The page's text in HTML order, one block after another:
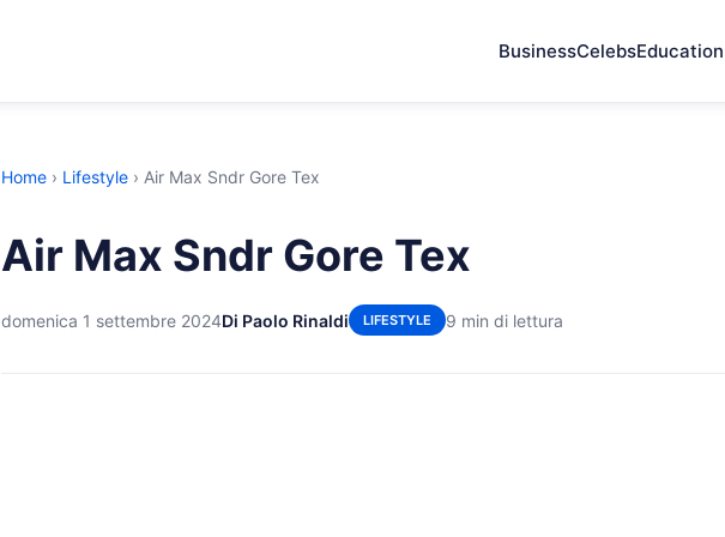
BusinessCelebsEducation
Home › Lifestyle › Air Max Sndr Gore Tex
Air Max Sndr Gore Tex
domenica 1 settembre 2024Di Paolo Rinaldi LIFESTYLE 9 min di lettura